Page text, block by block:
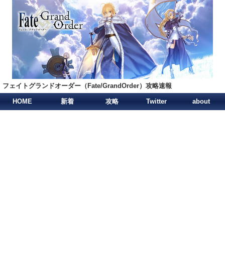
フェイトグランドオーダー（Fate/GrandOrder）攻略速報
HOME 新着 攻略 Twitter about